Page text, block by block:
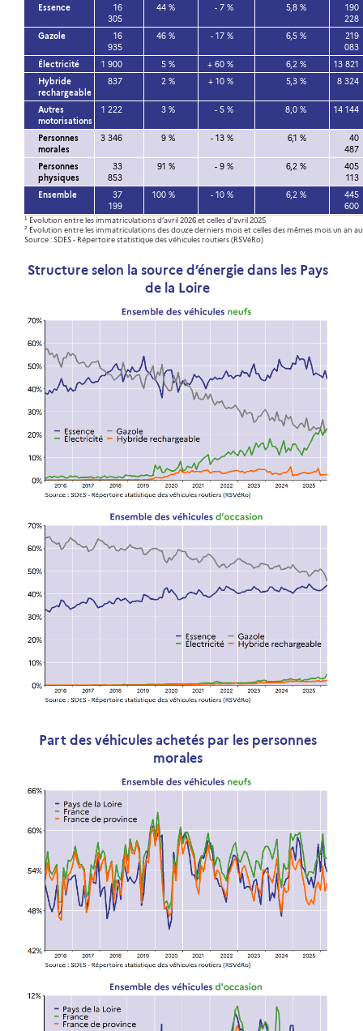
Essence
16
305
44 % - 7 % 5,8 %
190
228
Gazole
16
935
46 % - 17 % 6,5 %
219
083
Électricité
1 900 5 % + 60 % 6,2 %
13 821
Hybride
rechargeable
837 2 % + 10 % 5,3 % 8 324
Autres
motorisations
1 222 3 % - 5 % 8,0 % 14 144
Personnes
morales
3 346 9 % - 13 % 6,1 %
40
487
Personnes
physiques
33
853
91 % - 9 % 6,2 %
405
113
Ensemble
37
199
100 % - 10 % 6,2 %
445
600
¹ Évolution entre les immatriculations d’avril 2026 et celles d’avril 2025
² Évolution entre les immatriculations des douze derniers mois et celles des mêmes mois un an
Source : SDES - Répertoire statistique des véhicules routiers (RSVéRo)
Structure selon la source d’énergie dans les Pays
de la Loire
Part des véhicules achetés par les personnes
morales